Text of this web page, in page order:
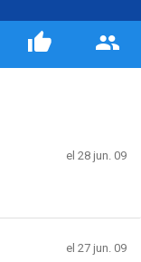
el 28 jun. 09
el 27 jun. 09